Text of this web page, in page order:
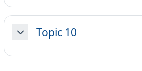
MinimizzaTopic 10